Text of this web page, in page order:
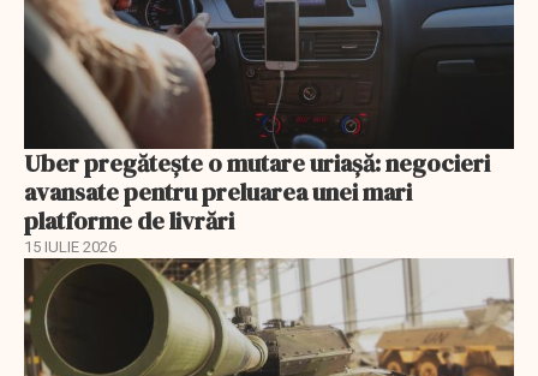
Uber pregătește o mutare uriașă: negocieri
avansate pentru preluarea unei mari
platforme de livrări
15 IULIE 2026